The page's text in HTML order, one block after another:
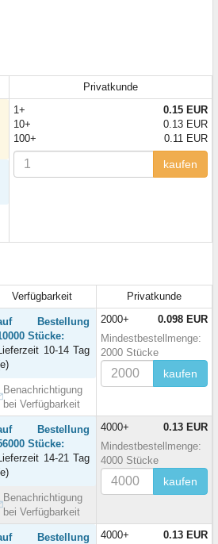
Privatkunde
1+
0.15 EUR
10+
0.13 EUR
100+
0.11 EUR
kaufen
Verfügbarkeit
Privatkunde
Bestellung
Stücke:
Lieferzeit 10-14 Tag
Benachrichtigung
bei Verfügbarkeit
2000+
0.098 EUR
Mindestbestellmenge:
2000 Stücke
kaufen
Bestellung
Stücke:
Lieferzeit 14-21 Tag
Benachrichtigung
bei Verfügbarkeit
4000+
0.13 EUR
Mindestbestellmenge:
4000 Stücke
kaufen
Bestellung
4000+
0.13 EUR